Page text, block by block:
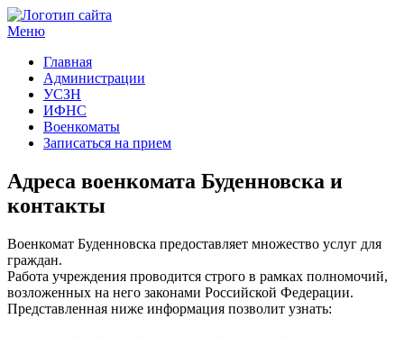
Меню
Главная
Администрации
УСЗН
ИФНС
Военкоматы
Записаться на прием
Адреса военкомата Буденновска и
контакты
Военкомат Буденновска предоставляет множество услуг для
граждан.
Работа учреждения проводится строго в рамках полномочий,
возложенных на него законами Российской Федерации.
Представленная ниже информация позволит узнать: